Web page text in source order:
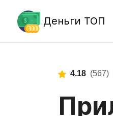
Деньги ТОП
4.18 (567)